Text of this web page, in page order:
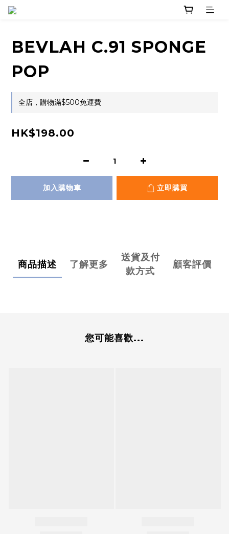
BEVLAH C.91 SPONGE
POP
全店，購物滿$500免運費
HK$198.00
加入購物車 立即購買
商品描述 了解更多
送貨及付
款方式
顧客評價
您可能喜歡...